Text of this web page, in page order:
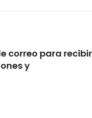
correo para recibir
y